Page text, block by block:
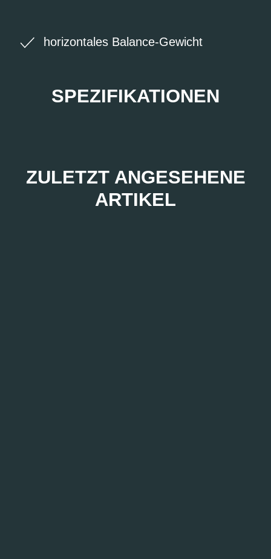
horizontales Balance-Gewicht
SPEZIFIKATIONEN
ZULETZT ANGESEHENE
ARTIKEL